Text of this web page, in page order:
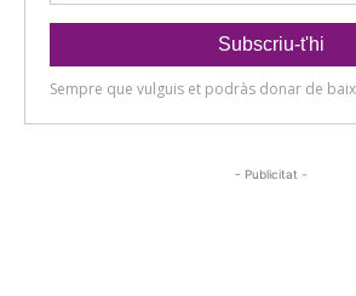
- Publicitat -